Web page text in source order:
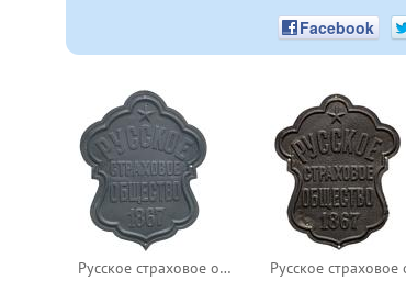
Facebook
Русское страховое общество. 1867